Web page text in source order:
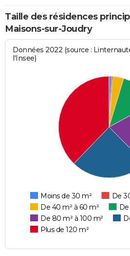
Taille des résidences
Maisons-sur-Joudry
Données 2022 (source :
l'Insee)
Moins de 30 m²
De
De 40 m² à 60 m²
De 80 m² à 100 m²
Plus de 120 m²